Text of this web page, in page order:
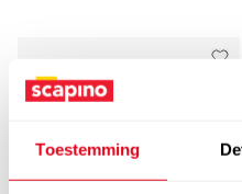
Toestemming